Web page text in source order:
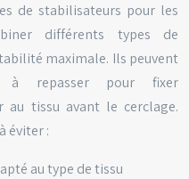
de stabilisateurs pour les
différents types de
maximale. Ils peuvent
repasser pour fixer
tissu avant le cerclage.
éviter :
au type de tissu